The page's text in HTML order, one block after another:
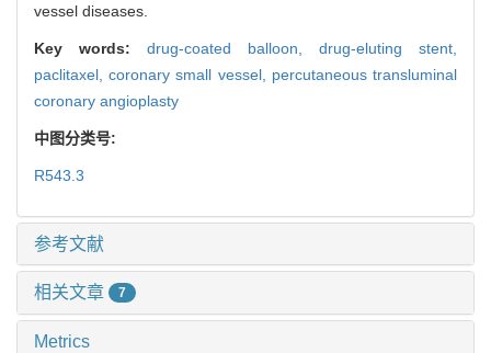
vessel diseases.
Key words: drug-coated balloon, drug-eluting stent,
paclitaxel,coronary small vessel, percutaneous transluminal
coronary angioplasty
中图分类号:
R543.3
参考文献
相关文章 7
Metrics